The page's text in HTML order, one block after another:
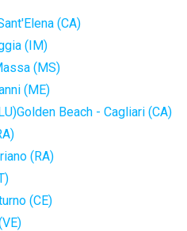
(CA)
(IM)
(MS)
(ME)
Golden Beach - Cagliari (CA)
(RA)
(CE)